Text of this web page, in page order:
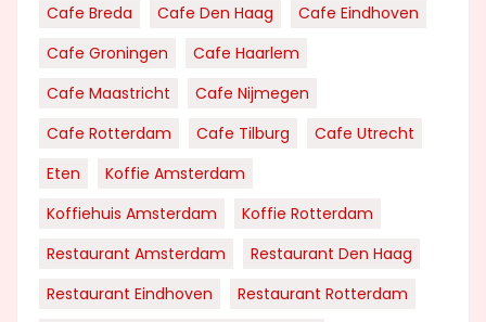
Cafe Breda
Cafe Den Haag
Cafe Eindhoven
Cafe Groningen
Cafe Haarlem
Cafe Maastricht
Cafe Nijmegen
Cafe Rotterdam
Cafe Tilburg
Cafe Utrecht
Eten
Koffie Amsterdam
Koffiehuis Amsterdam
Koffie Rotterdam
Restaurant Amsterdam
Restaurant Den Haag
Restaurant Eindhoven
Restaurant Rotterdam